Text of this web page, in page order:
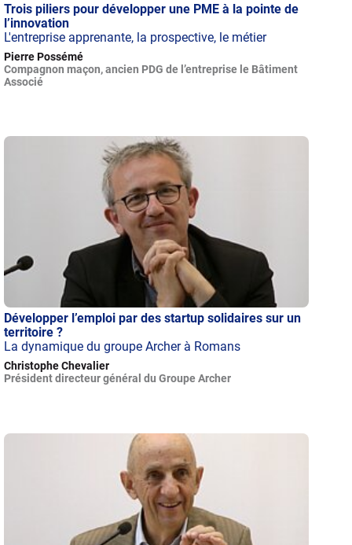
Trois piliers pour développer une PME à la pointe de
l’innovation
L'entreprise apprenante, la prospective, le métier
Pierre Possémé
Compagnon maçon, ancien PDG de l’entreprise le Bâtiment
Associé
Développer l’emploi par des startup solidaires sur un
territoire ?
La dynamique du groupe Archer à Romans
Christophe Chevalier
Président directeur général du Groupe Archer